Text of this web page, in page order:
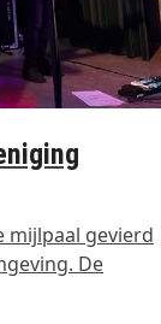
mijlpaal gevierd
De